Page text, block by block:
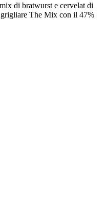
di bratwurst e cervelat di
The Mix con il 47%